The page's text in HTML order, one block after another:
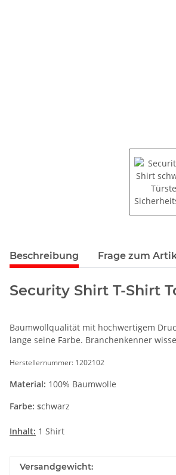
Beschreibung Frage zum
Security Shirt T-Shirt
Baumwollqualität mit hochwertigem
lange seine Farbe. Branchenkenner
Herstellernummer: 1202102
Material: 100% Baumwolle
Farbe: schwarz
Inhalt: 1 Shirt
Versandgewicht: